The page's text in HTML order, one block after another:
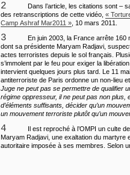
2
Dans l’article, les citations sont –
des retranscriptions de cette vidéo, «
Camp Ashraf Mar2011 » , 10 mars 2011.
3
En juin 2003, la France arrête 160
dont sa présidente Maryam Radjavi,
actes terroristes depuis le sol français.
s’immolent par le feu pour exiger la
intervient quelques jours plus tard. Le 11
antiterroriste de Paris ordonne un non-lieu
Juge ne peut pas se permettre de qualifier
régime oppresseur, il ne peut pas non plus,
d’éléments suffisants, décider qu’un
un mouvement terroriste plutôt qu’un
4
Il est reproché à l’OMPI un culte
Maryam Radjavi, une exaltation du martyre
autoritaire imposée à ses membres. Selon